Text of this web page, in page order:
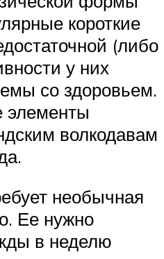
короткие
(либо
у них
со здоровьем.
элементы
волкодавам
необычная
Ее нужно
в неделю